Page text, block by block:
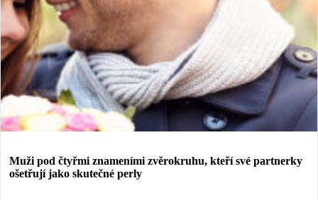
Muži pod čtyřmi znameními zvěrokruhu, kteří své partnerky
ošetřují jako skutečné perly